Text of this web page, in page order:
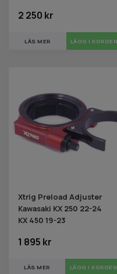
2 250 kr
LÄS MER
Xtrig Preload Adjuster
Kawasaki KX 250 22-24
KX 450 19-23
1 895 kr
LÄS MER LÄGG I KORGEN